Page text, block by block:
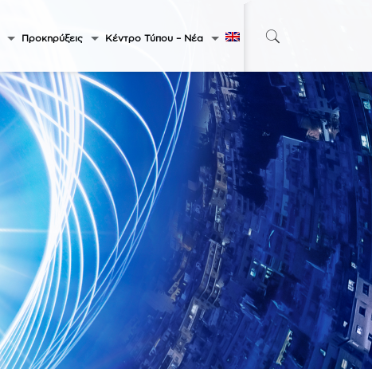
Προκηρύξεις Κέντρο Τύπου – Νέα